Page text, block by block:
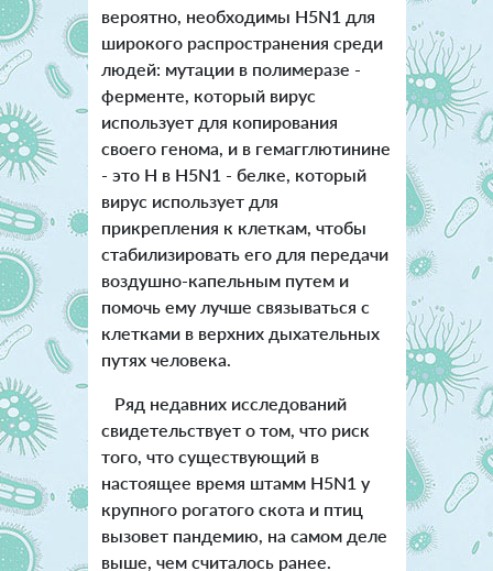
вероятно, необходимы H5N1 для
широкого распространения среди
людей: мутации в полимеразе -
ферменте, который вирус
использует для копирования
своего генома, и в гемагглютинине
- это H в H5N1 - белке, который
вирус использует для
прикрепления к клеткам, чтобы
стабилизировать его для передачи
воздушно-капельным путем и
помочь ему лучше связываться с
клетками в верхних дыхательных
путях человека.
Ряд недавних исследований
свидетельствует о том, что риск
того, что существующий в
настоящее время штамм H5N1 у
крупного рогатого скота и птиц
вызовет пандемию, на самом деле
выше, чем считалось ранее.